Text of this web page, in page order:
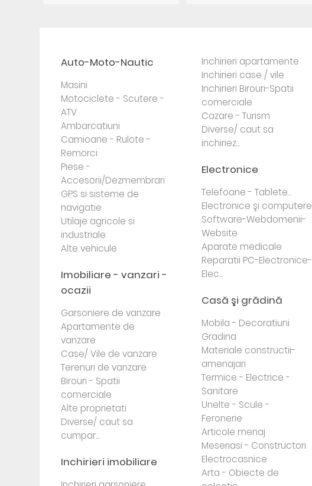
Auto-Moto-Nautic
Masini
Motociclete - Scutere -
ATV
Ambarcatiuni
Camioane - Rulote -
Remorci
Piese -
Accesorii/Dezmembrari
GPS si sisteme de
navigatie
Utilaje agricole si
industriale
Alte vehicule
Imobiliare - vanzari -
ocazii
Garsoniere de vanzare
Apartamente de
vanzare
Case/ Vile de vanzare
Terenuri de vanzare
Birouri - Spatii
comerciale
Alte proprietati
Diverse/ caut sa
cumpar...
Inchirieri imobiliare
Inchirieri apartamente
Inchirieri case / vile
Inchirieri Birouri-Spatii
comerciale
Cazare - Turism
Diverse/ caut sa
inchiriez...
Electronice
Telefoane - Tablete...
Electronice şi computere
Software-Webdomenii-
Website
Aparate medicale
Reparatii PC-Electronice-
Elec...
Casă şi grădină
Mobila - Decoratiuni
Gradina
Materiale constructii-
amenajari
Termice - Electrice -
Sanitare
Unelte - Scule -
Feronerie
Articole menaj
Meseriasi - Constructori
Electrocasnice
Arta - Obiecte de